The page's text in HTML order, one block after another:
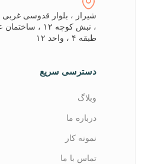
شیراز ، بلوار قدوسی غربی
، نبش کوچه ۱۲ ،
طبقه ۴ ، واحد ۱۲
دسترسی سریع
وبلاگ
درباره ما
نمونه کار
تماس با ما